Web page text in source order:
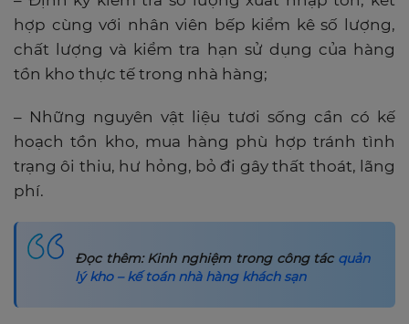
hợp cùng với nhân viên bếp kiểm kê số lượng,
chất lượng và kiểm tra hạn sử dụng của hàng
tồn kho thực tế trong nhà hàng;
– Những nguyên vật liệu tươi sống cần có kế
hoạch tồn kho, mua hàng phù hợp tránh tình
trạng ôi thiu, hư hỏng, bỏ đi gây thất thoát, lãng
phí.
Đọc thêm: Kinh nghiệm trong công tác quản
lý kho – kế toán nhà hàng khách sạn